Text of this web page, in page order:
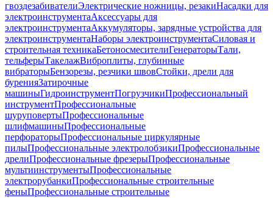
гвоздезабивателиЭлектрические ножницы, резакиНасадки для
электроинструментаАксессуары для
электроинструментаАккумуляторы, зарядные устройства для
электроинструментаНаборы электроинструментаСиловая и
строительная техникаБетоносмесителиГенераторыТали,
тельферыТакелажВиброплиты, глубинные
вибраторыБензорезы, резчики швовСтойки, дрели для
буренияЗатирочные
машиныГидроинструментПогрузчикиПрофессиональный
инструментПрофессиональные
шуруповертыПрофессиональные
шлифмашиныПрофессиональные
перфораторыПрофессиональные циркулярные
пилыПрофессиональные электролобзикиПрофессиональные
дрелиПрофессиональные фрезерыПрофессиональные
мультиинструментыПрофессиональные
электрорубанкиПрофессиональные строительные
феныПрофессиональные строительные